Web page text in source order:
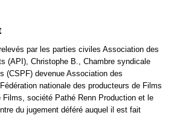
par les parties civiles Association des
(API), Christophe B., Chambre syndicale
(CSPF) devenue Association des
nationale des producteurs de Films
Films, société Pathé Renn Production et le
du jugement déféré auquel il est fait